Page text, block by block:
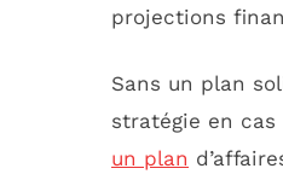
projections
Sans un plan
stratégie en
un plan